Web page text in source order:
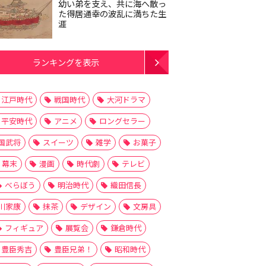
幼い弟を支え、共に海へ散っ
た得居通幸の波乱に満ちた生
涯
ランキングを表示
江戸時代 戦国時代
大河ドラマ
平安時代
アニメ
ロングセラー
武将
スイーツ 雑学
お菓子
幕末
漫画 時代劇
テレビ
べらぼう
明治時代
織田信長
家康
抹茶 デザイン
文房具
フィギュア
展覧会
鎌倉時代
豊臣秀吉
豊臣兄弟！
昭和時代